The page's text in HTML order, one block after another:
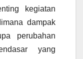
kegiatan
dampak
perubahan
yang